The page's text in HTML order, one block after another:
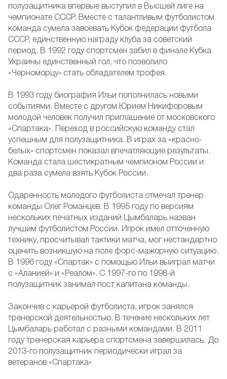
полузащитника впервые выступил в Высшей лиге на
чемпионате СССР. Вместе с талантливым футболистом
команда сумела завоевать Кубок федерации футбола
СССР, единственную награду клуба за советский
период. В 1992 году спортсмен забил в финале Кубка
Украины единственный гол, что позволило
«Черноморцу» стать обладателем трофея.
В 1993 году биография Ильи пополнилась новыми
событиями. Вместе с другом Юрием Никифоровым
молодой человек получил приглашение от московского
«Спартака». Переход в российскую команду стал
успешным для полузащитника. В играх за «красно-
белых» спортсмен показал впечатляющие результаты.
Команда стала шестикратным чемпионом России и
два раза сумела взять Кубок России.
Одаренность молодого футболиста отмечал тренер
команды Олег Романцев. В 1995 году по версиям
нескольких печатных изданий Цымбаларь назван
лучшим футболистом России. Игрок имел отточенную
технику, просчитывал тактики матча, мог нестандартно
оценить возникшую на поле форс-мажорную ситуацию.
В 1996 году «Спартак» с помощью Ильи выиграл матчи
с «Аланией» и «Реалом». С 1997-го по 1998-й
полузащитник занимал пост капитана команды.
Закончив с карьерой футболиста, игрок занялся
тренерской деятельностью. В течение нескольких лет
Цымбаларь работал с разными командами. В 2011
году тренерская карьера спортсмена завершилась. До
2013-го полузащитник периодически играл за
ветеранов «Спартака»